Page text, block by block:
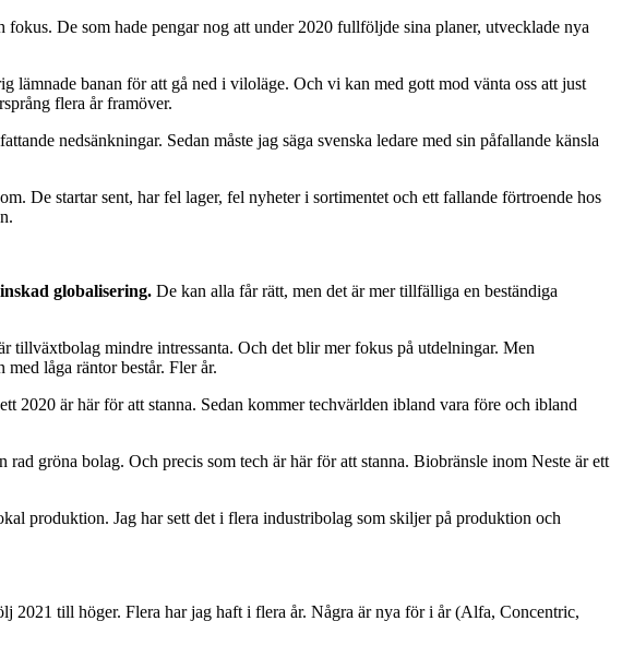
De som hade pengar nog att under 2020 fullföljde sina planer, utvecklade nya
lämnade banan för att gå ned i viloläge. Och vi kan med gott mod vänta oss att just
flera år framöver.
nedsänkningar. Sedan måste jag säga svenska ledare med sin påfallande känsla
De startar sent, har fel lager, fel nyheter i sortimentet och ett fallande förtroende hos
globalisering. De kan alla får rätt, men det är mer tillfälliga en beständiga
tillväxtbolag mindre intressanta. Och det blir mer fokus på utdelningar. Men
låga räntor består. Fler år.
2020 är här för att stanna. Sedan kommer techvärlden ibland vara före och ibland
gröna bolag. Och precis som tech är här för att stanna. Biobränsle inom Neste är ett
produktion. Jag har sett det i flera industribolag som skiljer på produktion och
2021 till höger. Flera har jag haft i flera år. Några är nya för i år (Alfa, Concentric,